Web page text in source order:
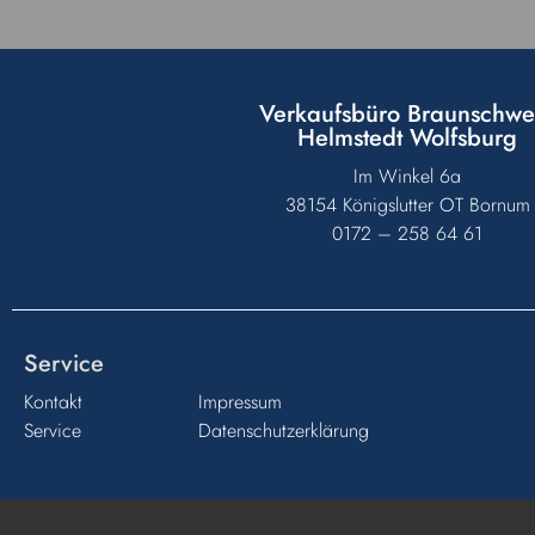
Verkaufsbüro
Helmstedt Wolfsburg
Im Winkel 6a
38154 Königslutter OT Bornum
0172 – 258 64 61
Service
Kontakt
Service
Impressum
Datenschutzerklärung